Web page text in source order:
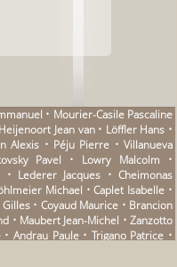
• Mourier-Casile Pascaline
Jean van • Löffler Hans •
Alexis • Péju Pierre • Villanueva
Pavel • Lowry Malcolm •
Lederer Jacques • Cheimonas
Michael • Caplet Isabelle •
• Coyaud Maurice • Brancion
• Maubert Jean-Michel • Zanzotto
Andrau Paule • Trigano Patrice •